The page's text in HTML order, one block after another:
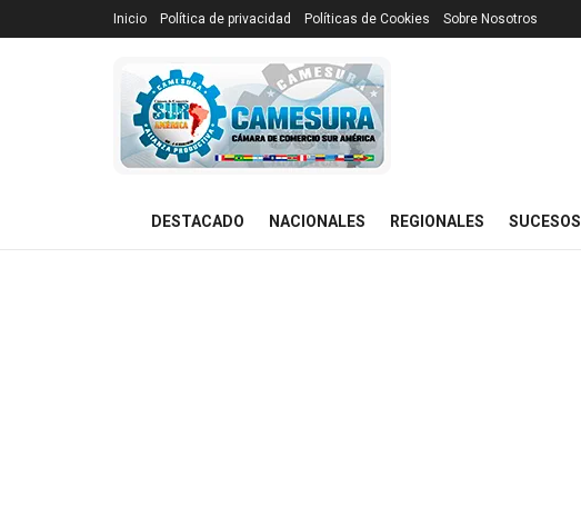
Inicio Política de privacidad Políticas de Cookies Sobre Nosotros
DESTACADO NACIONALES REGIONALES SUCESOS